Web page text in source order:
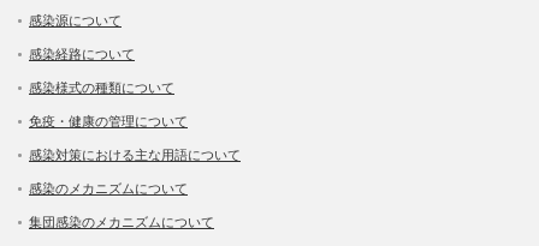
感染源について
感染経路について
感染様式の種類について
免疫・健康の管理について
感染対策における主な用語について
感染のメカニズムについて
集団感染のメカニズムについて